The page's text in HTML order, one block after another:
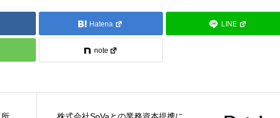
Hatena LINE
note